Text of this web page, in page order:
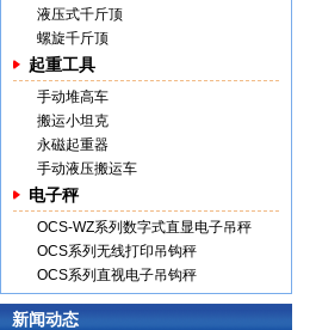
液压式千斤顶
螺旋千斤顶
起重工具
手动堆高车
搬运小坦克
永磁起重器
手动液压搬运车
电子秤
OCS-WZ系列数字式直显电子吊秤
OCS系列无线打印吊钩秤
OCS系列直视电子吊钩秤
新闻动态